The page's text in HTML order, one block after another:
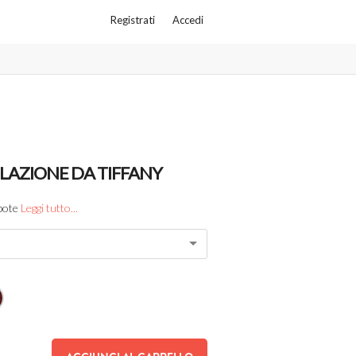
Registrati Accedi
DA TIFFANY
Leggi tutto...